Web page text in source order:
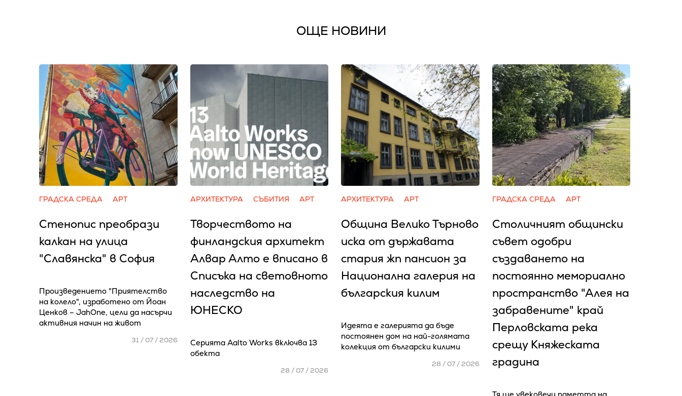
ОЩЕ НОВИНИ
ГРАДСКА СРЕДА АРТ
Стенопис преобрази
калкан на улица
"Славянска" в София
Произведението "Приятелство
на колело", изработено от Йоан
Ценков – JahOne, цели да насърчи
активния начин на живот
31 / 07 / 2026
АРХИТЕКТУРА СЪБИТИЯ АРТ
Творчеството на
финландския архитект
Алвар Алто е вписано в
Списъка на световното
наследство на
ЮНЕСКО
Серията Aalto Works включва 13
обекта
28 / 07 / 2026
АРХИТЕКТУРА АРТ
Община Велико Търново
иска от държавата
стария жп пансион за
Национална галерия на
българския килим
Идеята е галерията да бъде
постоянен дом на най-голямата
колекция от български килими
28 / 07 / 2026
ГРАДСКА СРЕДА АРТ
Столичният общински
съвет одобри
създаването на
постоянно мемориално
пространство "Алея на
забравените" край
Перловската река
срещу Княжеската
градина